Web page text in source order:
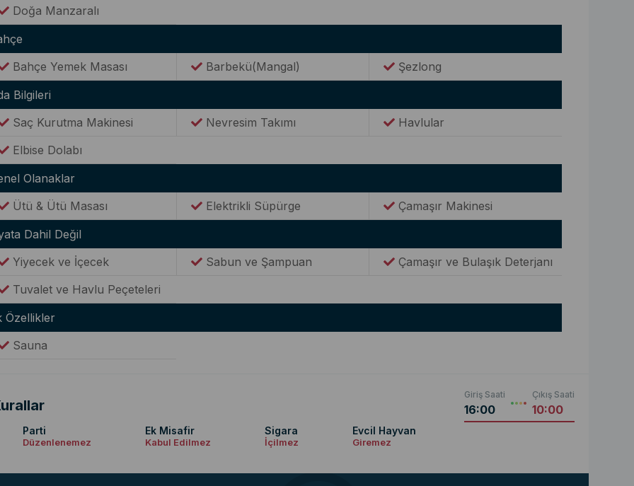
Doğa Manzaralı
Bahçe Yemek Masası
Barbekü(Mangal)
Şezlong
Bilgileri
Saç Kurutma Makinesi
Nevresim Takımı
Havlular
Elbise Dolabı
Olanaklar
Ütü & Ütü Masası
Elektrikli Süpürge
Çamaşır Makinesi
Dahil Değil
Yiyecek ve İçecek
Sabun ve Şampuan
Çamaşır ve Bulaşık Deterjanı
Tuvalet ve Havlu Peçeteleri
Özellikler
Sauna
Giriş Saati
16:00
Çıkış Saati
10:00
Parti
Düzenlenemez
Ek Misafir
Kabul Edilmez
Sigara
İçilmez
Evcil Hayvan
Giremez